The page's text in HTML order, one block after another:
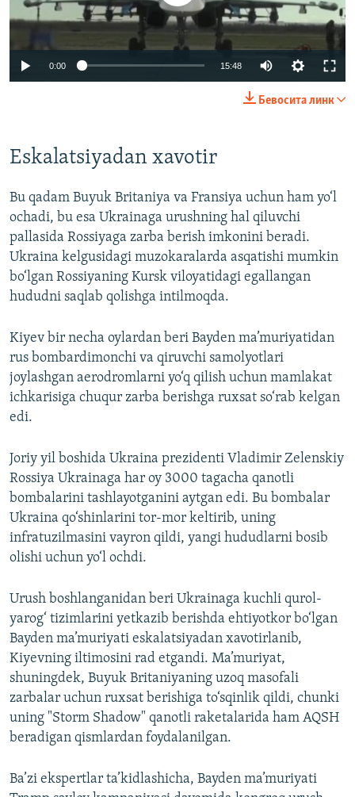
0:00 15:48
1080p
Бевосита линк
Eskalatsiyadan xavotir
Bu qadam Buyuk Britaniya va Fransiya uchun ham yo‘l
ochadi, bu esa Ukrainaga urushning hal qiluvchi
pallasida Rossiyaga zarba berish imkonini beradi.
Ukraina kelgusidagi muzokaralarda asqatishi mumkin
bo‘lgan Rossiyaning Kursk viloyatidagi egallangan
hududni saqlab qolishga intilmoqda.
Kiyev bir necha oylardan beri Bayden ma’muriyatidan
rus bombardimonchi va qiruvchi samolyotlari
joylashgan aerodromlarni yo‘q qilish uchun mamlakat
ichkarisiga chuqur zarba berishga ruxsat so‘rab kelgan
edi.
Joriy yil boshida Ukraina prezidenti Vladimir Zelenskiy
Rossiya Ukrainaga har oy 3000 tagacha qanotli
bombalarini tashlayotganini aytgan edi. Bu bombalar
Ukraina qo‘shinlarini tor-mor keltirib, uning
infratuzilmasini vayron qildi, yangi hududlarni bosib
olishi uchun yo‘l ochdi.
Urush boshlanganidan beri Ukrainaga kuchli qurol-
yarog‘ tizimlarini yetkazib berishda ehtiyotkor bo‘lgan
Bayden ma’muriyati eskalatsiyadan xavotirlanib,
Kiyevning iltimosini rad etgandi. Ma’muriyat,
shuningdek, Buyuk Britaniyaning uzoq masofali
zarbalar uchun ruxsat berishiga to‘sqinlik qildi, chunki
uning "Storm Shadow" qanotli raketalarida ham AQSH
beradigan qismlardan foydalanilgan.
Ba’zi ekspertlar ta’kidlashicha, Bayden ma’muriyati